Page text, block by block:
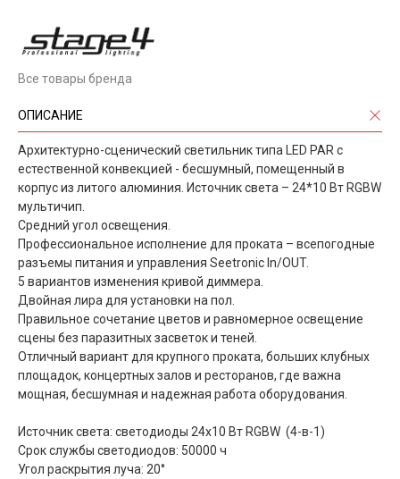
Все товары бренда
ОПИСАНИЕ
Архитектурно-сценический светильник типа LED PAR с
естественной конвекцией - бесшумный, помещенный в
корпус из литого алюминия. Источник света – 24*10 Вт RGBW
мультичип.
Средний угол освещения.
Профессиональное исполнение для проката – всепогодные
разъемы питания и управления Seetronic In/OUT.
5 вариантов изменения кривой диммера.
Двойная лира для установки на пол.
Правильное сочетание цветов и равномерное освещение
сцены без паразитных засветок и теней.
Отличный вариант для крупного проката, больших клубных
площадок, концертных залов и ресторанов, где важна
мощная, бесшумная и надежная работа оборудования.
Источник света: светодиоды 24x10 Вт RGBW (4-в-1)
Срок службы светодиодов: 50000 ч
Угол раскрытия луча: 20°